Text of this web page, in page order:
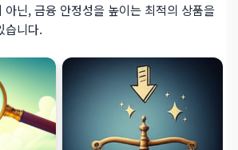
아닌, 금융 안정성을 높이는 최적의 상품을
습니다.